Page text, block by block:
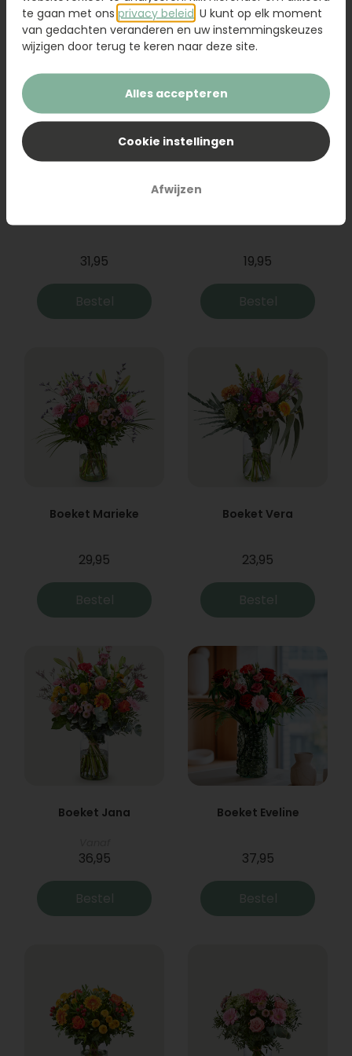
31,95
Bestel
19,95
Bestel
Boeket Marieke
29,95
Bestel
Boeket Vera
23,95
Bestel
Boeket Jana
36,95
Bestel
Boeket Eveline
37,95
Bestel
te gaan met ons privacy beleid . U kunt op elk moment
van gedachten veranderen en uw instemmingskeuzes
wijzigen door terug te keren naar deze site.
Alles accepteren
Cookie instellingen
Afwijzen